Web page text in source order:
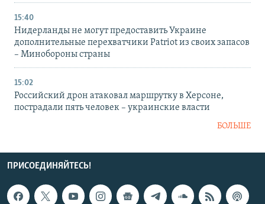
15:40
Нидерланды не могут предоставить Украине
дополнительные перехватчики Patriot из своих запасов
– Минобороны страны
15:02
Российский дрон атаковал маршрутку в Херсоне,
пострадали пять человек – украинские власти
БОЛЬШЕ
ПРИСОЕДИНЯЙТЕСЬ!